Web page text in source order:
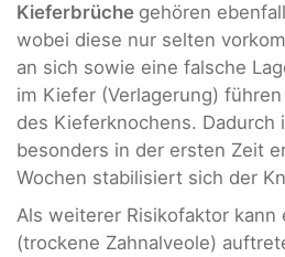
Kieferbrüche gehören
wobei diese nur selten
an sich sowie eine falsche
im Kiefer (Verlagerung)
des Kieferknochens. Dadurch
besonders in der ersten Zeit
Wochen stabilisiert sich der
Als weiterer Risikofaktor kann
(trockene Zahnalveole)